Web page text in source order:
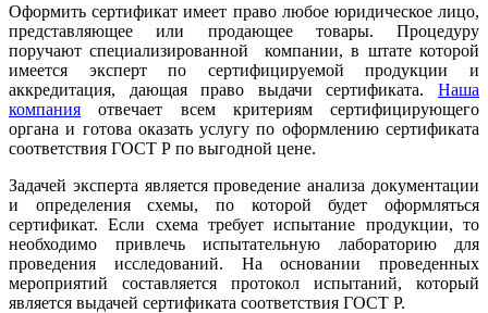
Оформить сертификат имеет право любое юридическое лицо,
представляющее или продающее товары. Процедуру
поручают специализированной компании, в штате которой
имеется эксперт по сертифицируемой продукции и
аккредитация, дающая право выдачи сертификата. Наша
компания отвечает всем критериям сертифицирующего
органа и готова оказать услугу по оформлению сертификата
соответствия ГОСТ Р по выгодной цене.
Задачей эксперта является проведение анализа документации
и определения схемы, по которой будет оформляться
сертификат. Если схема требует испытание продукции, то
необходимо привлечь испытательную лабораторию для
проведения исследований. На основании проведенных
мероприятий составляется протокол испытаний, который
является выдачей сертификата соответствия ГОСТ Р.